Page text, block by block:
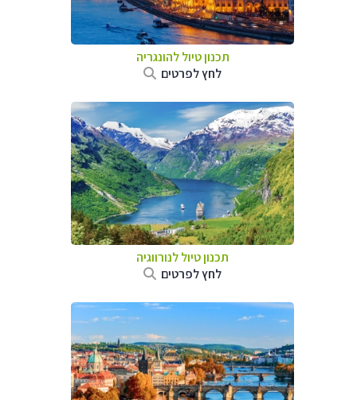
תכנון טיול להונגריה
לחץ לפרטים
תכנון טיול לנורווגיה
לחץ לפרטים